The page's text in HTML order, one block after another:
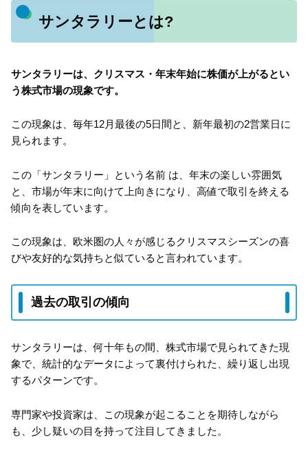
サンタラリーとは?
サンタラリーは、クリスマス・年末年始に株価が上がるとい
う株式市場の現象です。
この現象は、毎年12月最後の5日間と、新年最初の2営業日に
見られます。
この「サンタラリー」という名前 は、年末の楽しい雰囲気
と、市場が年末に向けて上向きになり、高値で取引を終える
傾向を表しています。
この現象は、欧米圏の人々が感じるクリスマスシーズンの喜
びや友好的な気持ちと似ていると言われています。
過去の取引の傾向
サンタラリーは、何十年もの間、株式市場で見られてきた現
象で、統計的なデータによって裏付けられた、繰り返し出現
するパターンです。
専門家や投資家は、この現象が起こることを期待しながら
も、少し疑いの目を持って注目してきました。